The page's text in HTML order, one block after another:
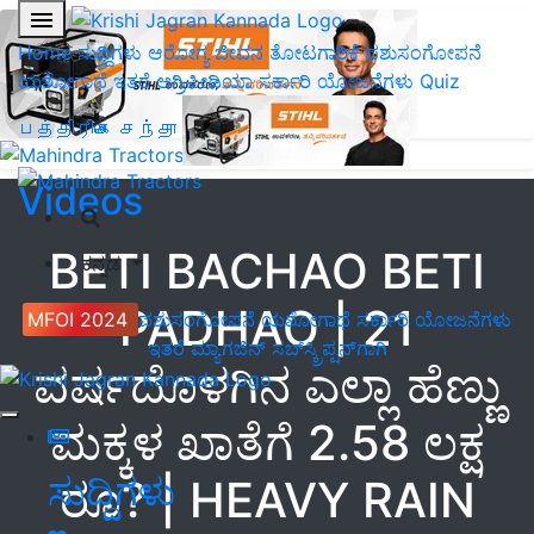
Home ಸುದ್ದಿಗಳು ಆರೋಗ್ಯ ಜೀವನ ತೋಟಗಾರಿಕೆಪಶುಸಂಗೋಪನೆ
ಯಶೋಗಾಥೆ ಇತರೆ ಅಗ್ರಿಪೀಡಿಯಾ ಸರ್ಕಾರಿ ಯೋಜನೆಗಳು Quiz
பத்திரிகை சந்தா
ಕನ್ನಡ
MFOI 2024 ಪಶುಸಂಗೋಪನೆ ಯಶೋಗಾಥೆ ಸರ್ಕಾರಿ ಯೋಜನೆಗಳು
ಇತರೆ ಮ್ಯಾಗಜಿನ್‌ ಸಬ್‌ಸ್ಕ್ರಿಪ್ಷನ್‌ಗಾಗಿ
ಸುದ್ದಿಗಳು
Videos
BETI BACHAO BETI
PADHAO | 21
ವರ್ಷದೊಳಗಿನ ಎಲ್ಲಾ ಹೆಣ್ಣು
ಮಕ್ಕಳ ಖಾತೆಗೆ 2.58 ಲಕ್ಷ
ರೂ? | HEAVY RAIN